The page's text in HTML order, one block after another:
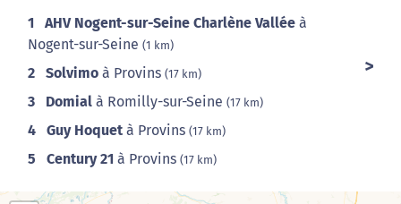
1 AHV Nogent-sur-Seine Charlène Vallée à
Nogent-sur-Seine (1 km)
2 Solvimo à Provins (17 km)
3 Domial à Romilly-sur-Seine (17 km)
4 Guy Hoquet à Provins (17 km)
5 Century 21 à Provins (17 km)